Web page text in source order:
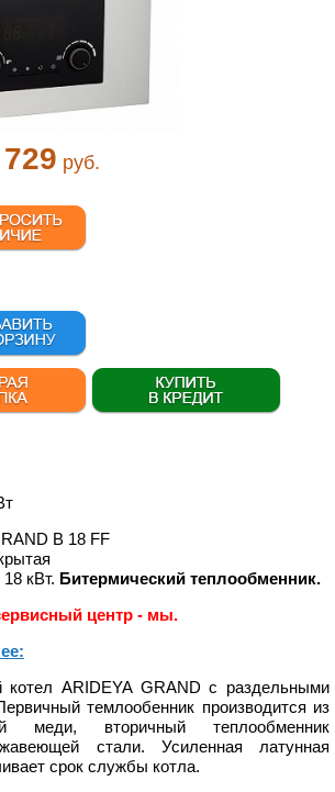
руб.
B 18 FF
кВт. Битермический теплообменник.
центр - мы.
котел ARIDEYA GRAND с раздельными
темлообенник производится из
меди, вторичный теплообменник
стали. Усиленная латунная
срок службы котла.